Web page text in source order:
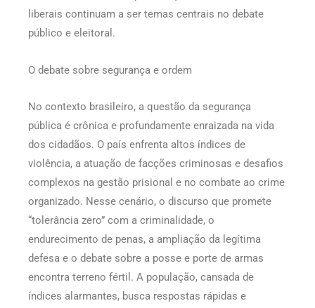
liberais continuam a ser temas centrais no debate
público e eleitoral.
O debate sobre segurança e ordem
No contexto brasileiro, a questão da segurança
pública é crônica e profundamente enraizada na vida
dos cidadãos. O país enfrenta altos índices de
violência, a atuação de facções criminosas e desafios
complexos na gestão prisional e no combate ao crime
organizado. Nesse cenário, o discurso que promete
“tolerância zero” com a criminalidade, o
endurecimento de penas, a ampliação da legítima
defesa e o debate sobre a posse e porte de armas
encontra terreno fértil. A população, cansada de
índices alarmantes, busca respostas rápidas e